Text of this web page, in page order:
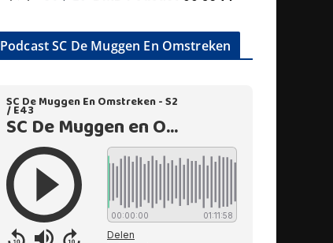
Podcast SC De Muggen En Omstreken